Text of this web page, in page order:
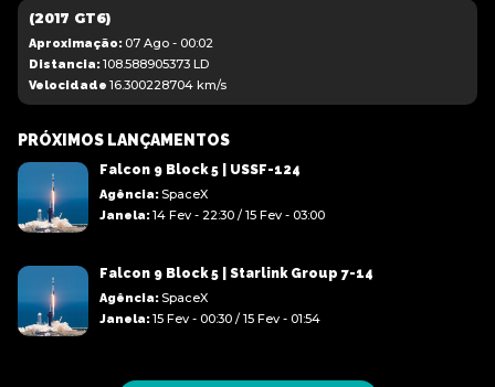
(2017 GT6)
Aproximação: 07 Ago - 00:02
Distancia:108.588905373 LD
Velocidade 16.300228704 km/s
PRÓXIMOS LANÇAMENTOS
Falcon 9 Block 5 | USSF-124
Agência:SpaceX
Janela:14 Fev - 22:30 / 15 Fev - 03:00
Falcon 9 Block 5 | Starlink Group 7-14
Agência:SpaceX
Janela:15 Fev - 00:30 / 15 Fev - 01:54